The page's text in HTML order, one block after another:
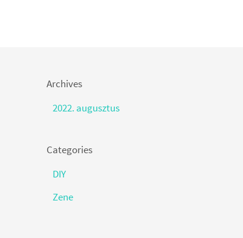
Archives
2022. augusztus
Categories
DIY
Zene